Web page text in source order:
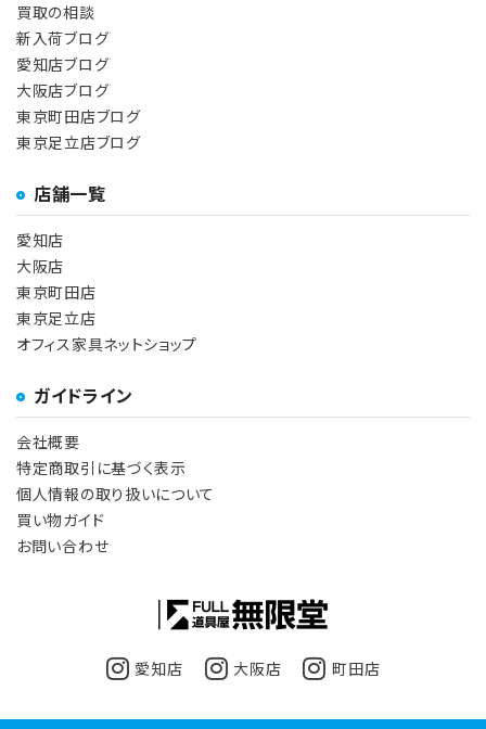
買取の相談
新入荷ブログ
愛知店ブログ
大阪店ブログ
東京町田店ブログ
東京足立店ブログ
店舗一覧
愛知店
大阪店
東京町田店
東京足立店
オフィス家具ネットショップ
ガイドライン
会社概要
特定商取引に基づく表示
個人情報の取り扱いについて
買い物ガイド
お問い合わせ
愛知店 大阪店 町田店